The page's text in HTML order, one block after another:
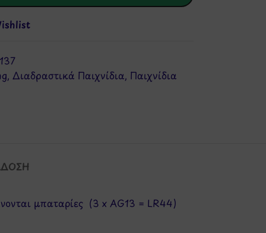
, Διαδραστικά Παιχνίδια, Παιχνίδια
μπαταρίες (3 x AG13 = LR44)